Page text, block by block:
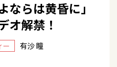
ならは黄昏に」
オ解禁！
ー 有沙 瞳